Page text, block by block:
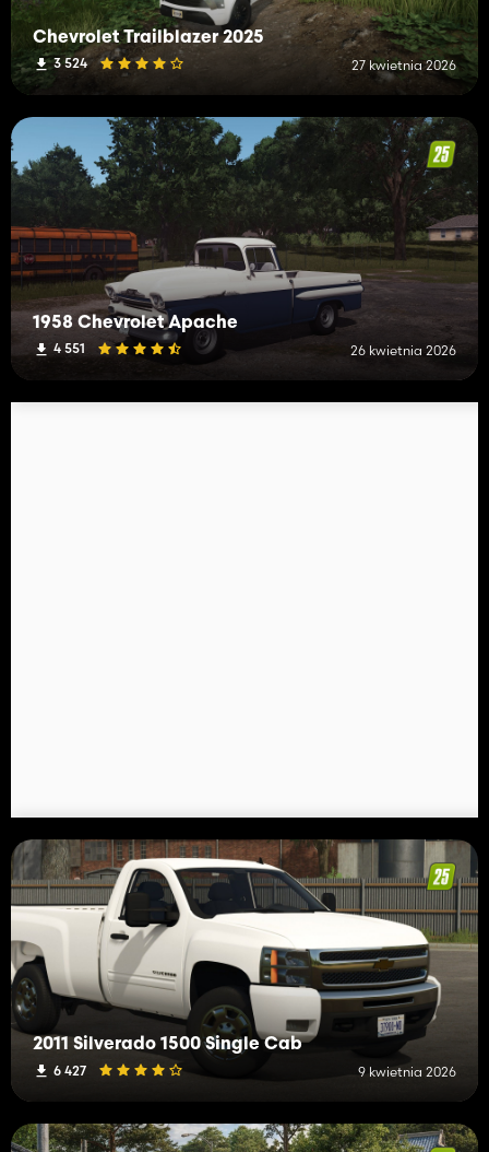
Chevrolet Trailblazer 2025
3 524 27 kwietnia 2026
1958 Chevrolet Apache
4 551 26 kwietnia 2026
2011 Silverado 1500 Single Cab
6 427 9 kwietnia 2026